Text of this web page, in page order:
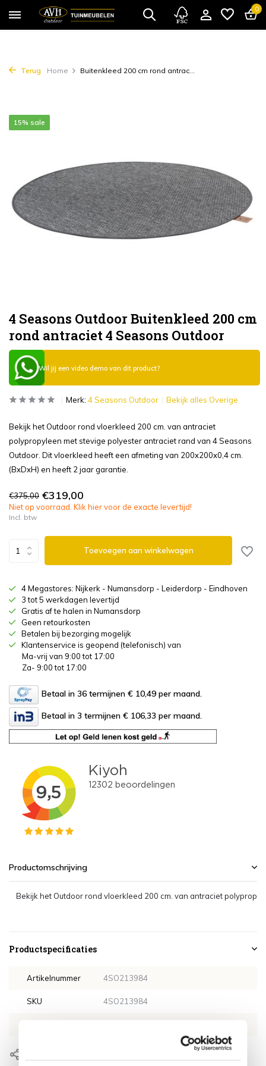
0
Terug Home Buitenkleed 200 cm rond antrac...
4 Seasons Outdoor Buitenkleed 200 cm
rond antraciet 4 Seasons Outdoor
15% sale
Wil jij een video demo van dit product?
Merk: 4 Seasons Outdoor Bekijk alles Overige
Bekijk het Outdoor rond vloerkleed 200 cm. van antraciet
polypropyleen met stevige polyester antraciet rand van 4 Seasons
Outdoor. Dit vloerkleed heeft een afmeting van 200x200x0,4 cm.
(BxDxH) en heeft 2 jaar garantie.
€375,00 €319,00
Niet op voorraad. Klik hier voor de exacte levertijd!
Incl. btw
Toevoegen aan winkelwagen
4 Megastores: Nijkerk - Numansdorp - Leiderdorp - Eindhoven
3 tot 5 werkdagen levertijd
Gratis af te halen in Numansdorp
Geen retourkosten
Betalen bij bezorging mogelijk
Klantenservice is geopend (telefonisch) van
Ma-vrij van 9:00 tot 17:00
Za- 9:00 tot 17:00
Betaal in 36 termijnen € 10,49 per maand.
Betaal in 3 termijnen € 106,33 per maand.
Productomschrijving
Bekijk het Outdoor rond vloerkleed 200 cm. van antraciet
Productspecificaties
Artikelnummer 4SO213984
SKU 4SO213984